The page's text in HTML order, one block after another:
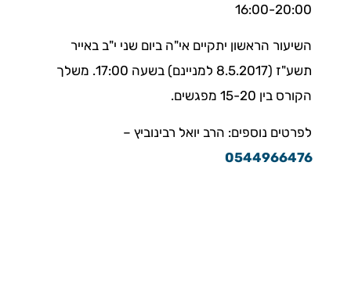
16:00-20:00
השיעור הראשון יתקיים אי"ה ביום שני י"ב באייר
תשע"ז (8.5.2017 למניינם) בשעה 17:00. משלך
הקורס בין 15-20 מפגשים.
לפרטים נוספים: הרב יואל רבינוביץ –
0544966476